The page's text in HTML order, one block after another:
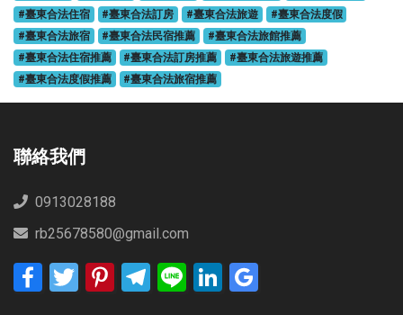
#臺東合法住宿
#臺東合法訂房 #臺東合法旅遊
#臺東合法度假
#臺東合法旅宿
#臺東合法民宿推薦
#臺東合法旅館推薦
#臺東合法住宿推薦
#臺東合法訂房推薦
#臺東合法旅遊推薦
#臺東合法度假推薦
#臺東合法旅宿推薦
聯絡我們
0913028188
rb25678580@gmail.com
FacebookTwitter PinterestTelegram
Line LinkedIn